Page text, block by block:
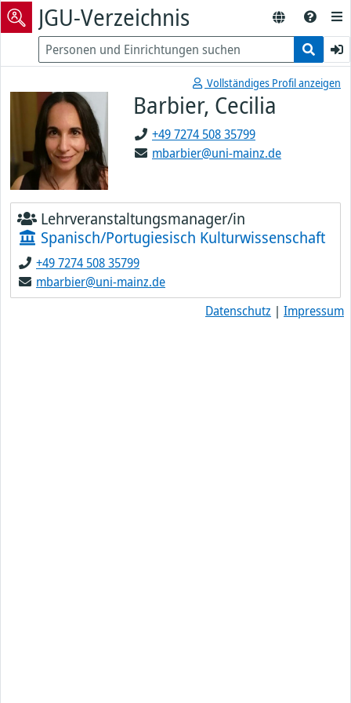
JGU-Verzeichnis
Vollständiges Profil anzeigen
Barbier, Cecilia
+49 7274 508 35799
mbarbier@uni-mainz.de
Lehrveranstaltungsmanager/in
Spanisch/Portugiesisch Kulturwissenschaft
+49 7274 508 35799
mbarbier@uni-mainz.de
Datenschutz | Impressum